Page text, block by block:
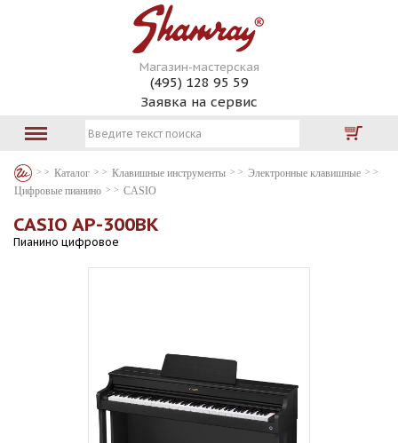
Магазин-мастерская
(495) 128 95 59
Заявка на сервис
Каталог Клавишные инструменты
Электронные клавишные
Цифровые пианино
CASIO
CASIO AP-300BK
Пианино цифровое